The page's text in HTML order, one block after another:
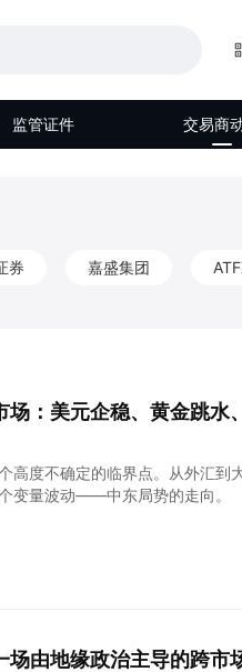
监管证件 交易商
券 嘉盛集团
：美元企稳、黄金跳水、
高度不确定的临界点。从外汇到
变量波动——中东局势的走向。
由地缘政治主导的跨市